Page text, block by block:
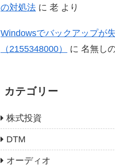
の対処法 に 老 より
Windowsでバックアップが
（2155348000）
に 名無し
カテゴリー
株式投資
DTM
オーディオ